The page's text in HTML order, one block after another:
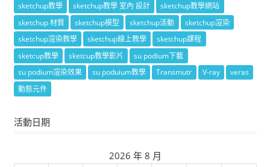
sketchup教學
sketchup教學 室內 設計
sketchup教學網站
sketchup 材質
sketchup模型 sketchup活動
sketchup渲染
sketchup渲染教學
sketchup線上教學
sketchup課程
sketcup教學
sketcup教學影片
su podium下載
su podium渲染效果
su poduium教學 Transmutr V-ray
veras
動態元件
活動日期
2026 年 8 月